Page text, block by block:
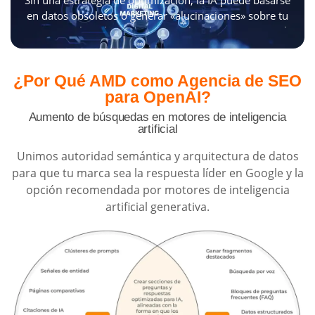
para ChatGPT asegura que
tu marca sea la elegida,
capturando la intención de
exacto en que el usuario
busca una recomendación
de confianza.
dirigiendo hacia tu web a
un usuario que ya ha sido
«convencido» por la
en datos obsoletos o generar «alucinaciones» sobre tu
negocio. Al implementar protocolos de CGO, como el
archivo llms.txt y datos estructurados, aseguras que
actualizada sobre tus servicios.
¿Por Qué AMD como Agencia de SEO
para OpenAI?
Aumento de búsquedas en motores de inteligencia
artificial
Unimos autoridad semántica y arquitectura de datos
para que tu marca sea la respuesta líder en Google y la
opción recomendada por motores de inteligencia
artificial generativa.